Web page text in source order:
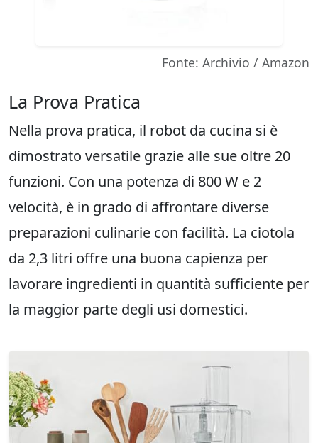
Fonte: Archivio / Amazon
La Prova Pratica
Nella prova pratica, il robot da cucina si è
dimostrato versatile grazie alle sue oltre 20
funzioni. Con una potenza di 800 W e 2
velocità, è in grado di affrontare diverse
preparazioni culinarie con facilità. La ciotola
da 2,3 litri offre una buona capienza per
lavorare ingredienti in quantità sufficiente per
la maggior parte degli usi domestici.